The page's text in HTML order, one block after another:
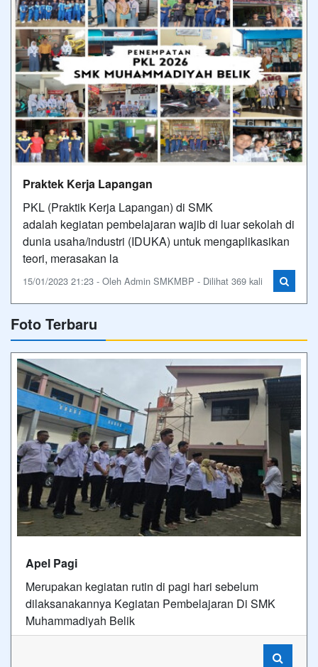
Praktek Kerja Lapangan
PKL (Praktik Kerja Lapangan) di SMK
adalah kegiatan pembelajaran wajib di luar sekolah di
dunia usaha/industri (IDUKA) untuk mengaplikasikan
teori, merasakan la
15/01/2023 21:23 - Oleh Admin SMKMBP - Dilihat 369 kali
Foto Terbaru
Apel Pagi
Merupakan kegiatan rutin di pagi hari sebelum
dilaksanakannya Kegiatan Pembelajaran Di SMK
Muhammadiyah Belik